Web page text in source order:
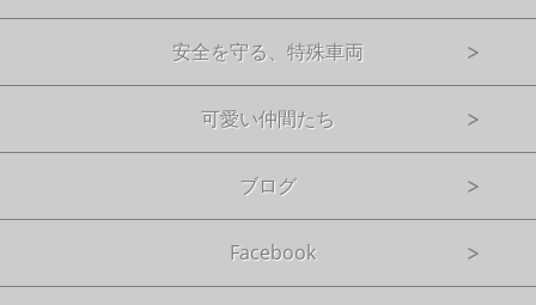
安全を守る、特殊車両
可愛い仲間たち
ブログ
Facebook